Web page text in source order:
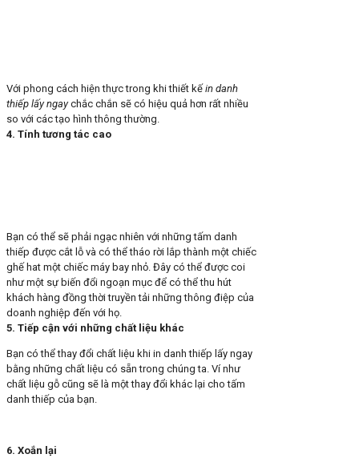
Với phong cách hiện thực trong khi thiết kế in danh
thiếp lấy ngaychắc chắn sẽ có hiệu quả hơn rất nhiều
so với các tạo hình thông thường.
4. Tính tương tác cao
Bạn có thể sẽ phải ngạc nhiên với những tấm danh
thiếp được cắt lỗ và có thể tháo rời lắp thành một chiếc
ghế hat một chiếc máy bay nhỏ. Đây có thể được coi
như một sự biến đổi ngoạn mục để có thể thu hút
khách hàng đồng thời truyền tải những thông điệp của
doanh nghiệp đến với họ.
5. Tiếp cận với những chất liệu khác
Bạn có thể thay đổi chất liệu khi in danh thiếp lấy ngay
bằng những chất liệu có sẵn trong chúng ta. Ví như
chất liệu gỗ cũng sẽ là một thay đổi khác lại cho tấm
danh thiếp của bạn.
6. Xoắn lại